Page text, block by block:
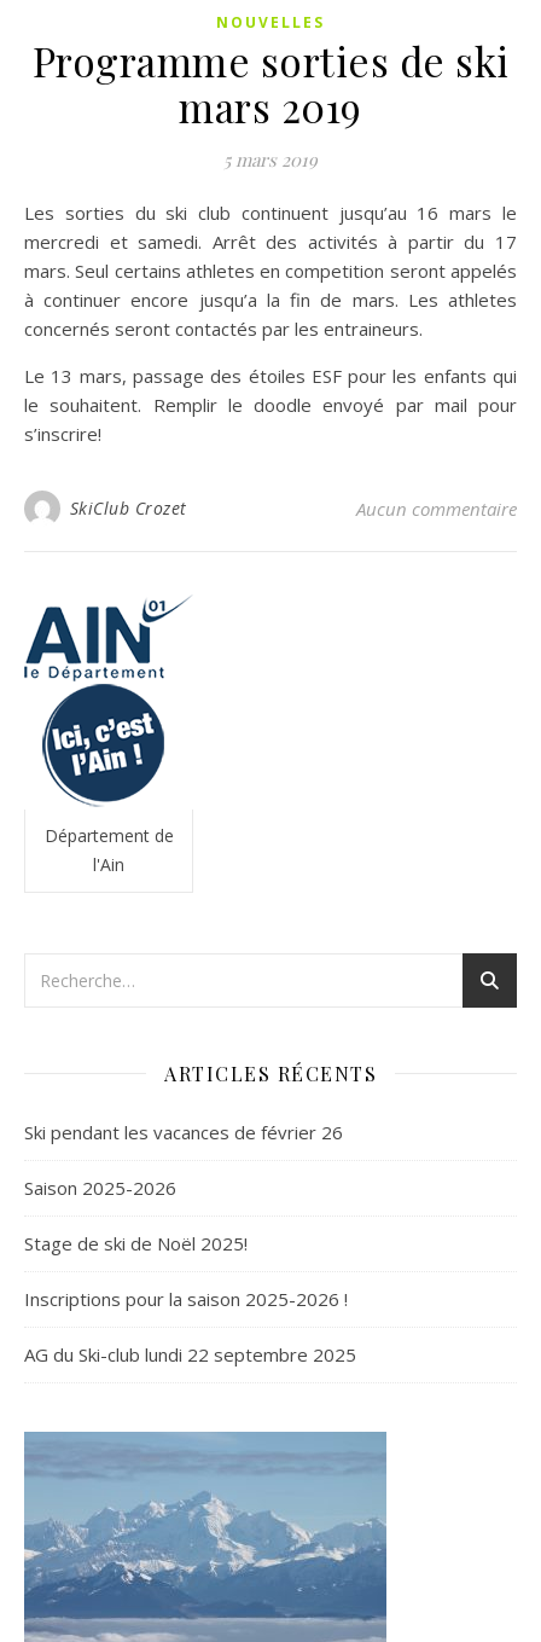
NOUVELLES
Programme sorties de ski
mars 2019
5 mars 2019
Les sorties du ski club continuent jusqu’au 16 mars le
mercredi et samedi. Arrêt des activités à partir du 17
mars. Seul certains athletes en competition seront appelés
à continuer encore jusqu’a la fin de mars. Les athletes
concernés seront contactés par les entraineurs.
Le 13 mars, passage des étoiles ESF pour les enfants qui
le souhaitent. Remplir le doodle envoyé par mail pour
s’inscrire!
SkiClub Crozet Aucun commentaire
Département de
l'Ain
ARTICLES RÉCENTS
Ski pendant les vacances de février 26
Saison 2025-2026
Stage de ski de Noël 2025!
Inscriptions pour la saison 2025-2026 !
AG du Ski-club lundi 22 septembre 2025